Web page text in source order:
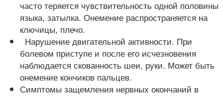
часто теряется чувствительность одной половины
языка, затылка. Онемение распространяется на
ключицы, плечо.
Нарушение двигательной активности. При
болевом приступе и после его исчезновения
наблюдается скованность шеи, руки. Может быть
онемение кончиков пальцев.
Симптомы защемления нервных окончаний в